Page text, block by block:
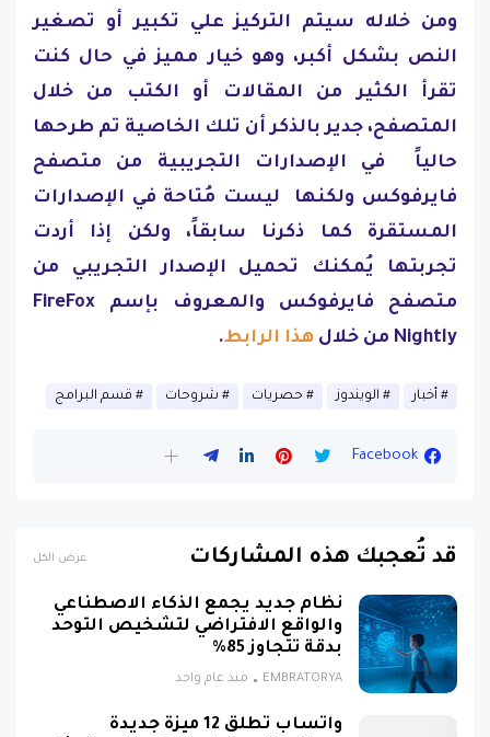
ومن خلاله سيتم التركيز علي تكبير أو تصغير
النص بشكل أكبر، وهو خيار مميز في حال كنت
تقرأ الكثير من المقالات أو الكتب من خلال
المتصفح، جدير بالذكر أن تلك الخاصية تم طرحها
حالياً في الإصدارات التجريبية من متصفح
فايرفوكس ولكنها ليست مُتاحة في الإصدارات
المستقرة كما ذكرنا سابقاً، ولكن إذا أردت
تجربتها يُمكنك تحميل الإصدار التجريبي من
متصفح فايرفوكس والمعروف بإسم FireFox
Nightly من خلال
هذا الرابط.
أخبار الويندوز حصريات شروحات قسم البرامج
Facebook
قد تُعجبك هذه المشاركات عرض الكل
نظام جديد يجمع الذكاء الاصطناعي
والواقع الافتراضي لتشخيص التوحد
بدقة تتجاوز 85%
EMBRATORYA منذ عام واحد
واتساب تطلق 12 ميزة جديدة